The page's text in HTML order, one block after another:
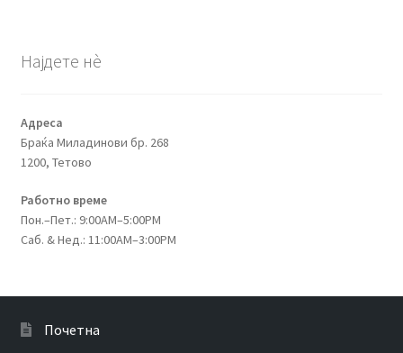
Најдете нѐ
Адреса
Браќа Миладинови бр. 268
1200, Тетово
Работно време
Пон.–Пет.: 9:00AM–5:00PM
Саб. & Нед.: 11:00AM–3:00PM
Почетна